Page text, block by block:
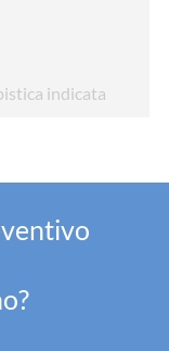
indicata